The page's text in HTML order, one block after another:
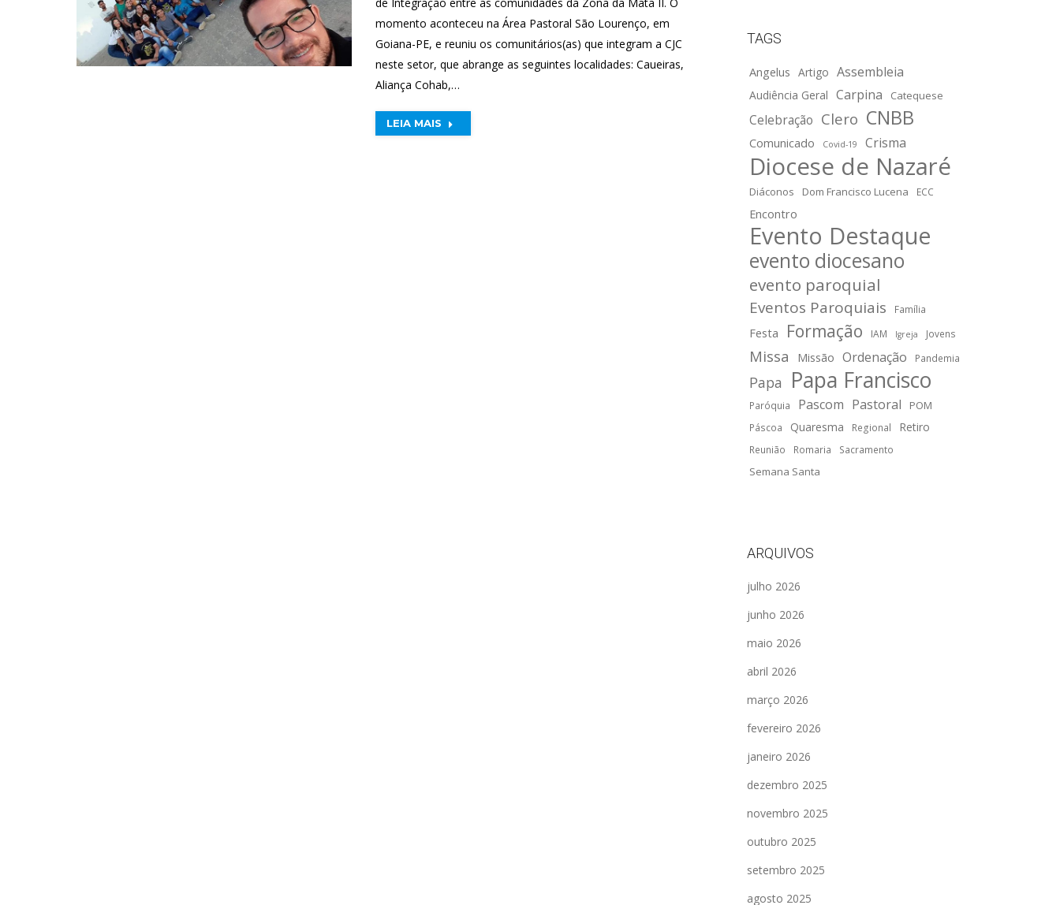
momento aconteceu na Área Pastoral São Lourenço, em
Goiana-PE, e reuniu os comunitários(as) que integram a CJC
neste setor, que abrange as seguintes localidades: Caueiras,
Aliança Cohab,…
LEIA MAIS
TAGS
Angelus Artigo Assembleia
Audiência Geral Carpina Catequese
Celebração Clero CNBB
Comunicado Covid-19 Crisma
Diocese de Nazaré
Diáconos Dom Francisco Lucena ECC
Encontro
Evento Destaque
evento diocesano
evento paroquial
Eventos Paroquiais Família
Festa Formação IAM Igreja Jovens
Missa Missão Ordenação Pandemia
Papa Papa Francisco
Paróquia Pascom Pastoral POM
Páscoa Quaresma Regional Retiro
Reunião Romaria Sacramento
Semana Santa
ARQUIVOS
julho 2026
junho 2026
maio 2026
abril 2026
março 2026
fevereiro 2026
janeiro 2026
dezembro 2025
novembro 2025
outubro 2025
setembro 2025
agosto 2025